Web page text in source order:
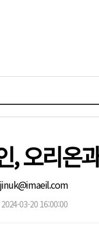
, 오리온
jinuk@imaeil.com
03-20 16:00:00